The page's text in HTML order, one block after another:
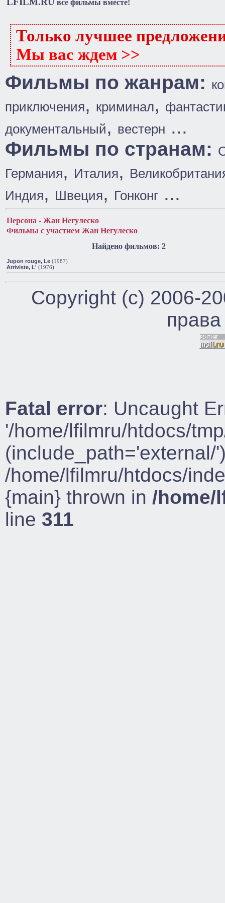
все фильмы вместе!
Только лучшее
Мы вас ждем >>
Фильмы по жанрам:
приключения, криминал,
документальный, вестерн ...
Фильмы по странам:
Германия, Италия,
Индия, Швеция, Гонконг ...
Персона - Жан Негулеско
Фильмы с участием Жан Негулеско
Найдено фильмов: 2
Jupon rouge, Le (1987)
Arriviste, L' (1976)
Copyright (c) 2006-
Fatal error: Uncaught
'/home/lfilmru/htdocs/
(include_path='external/
/home/lfilmru/htdocs/
{main} thrown in /home/
line 311